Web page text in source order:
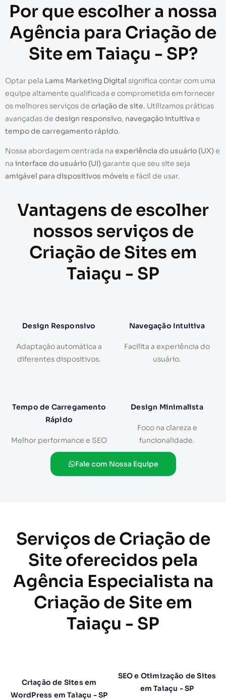
Por que escolher a nossa
Agência para Criação de
Site em Taiaçu - SP?
Optar pela Lams Marketing Digital significa contar com uma
equipe altamente qualificada e comprometida em fornecer
os melhores serviços de criação de site. Utilizamos práticas
avançadas de design responsivo, navegação intuitiva e
tempo de carregamento rápido.
Nossa abordagem centrada na experiência do usuário (UX)e
na interface do usuário (UI)garante que seu site seja
amigável para dispositivos móveis e fácil de usar.
Vantagens de escolher
nossos serviços de
Criação de Sites em
Taiaçu - SP
Design Responsivo
Adaptação automática a
diferentes dispositivos.
Navegação Intuitiva
Facilita a experiência do
usuário.
Tempo de Carregamento
Rápido
Melhor performance e SEO
Design Minimalista
Foco na clareza e
funcionalidade.
Fale com Nossa Equipe
Serviços de Criação de
Site oferecidos pela
Agência Especialista na
Criação de Site em
Taiaçu - SP
Criação de Sites em
WordPress em Taiaçu - SP
SEO e Otimização de Sites
em Taiaçu - SP